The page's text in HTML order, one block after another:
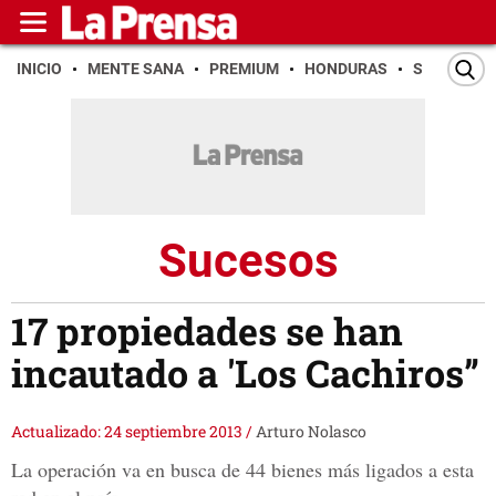
INICIO MENTE SANA PREMIUM HONDURAS SAN PEDRO
Sucesos
17 propiedades se han
incautado a 'Los Cachiros”
Actualizado: 24 septiembre 2013 /Arturo Nolasco
La operación va en busca de 44 bienes más ligados a esta